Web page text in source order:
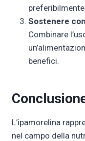
preferibilmente
Sostenere
Combinare
benefici.
L’ipamorelina
nel campo della